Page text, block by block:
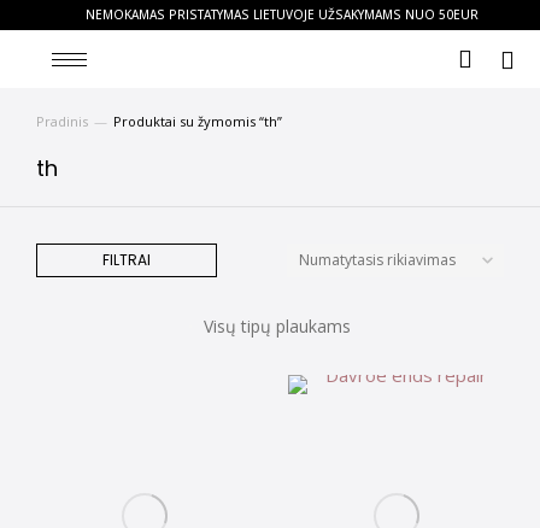
NEMOKAMAS PRISTATYMAS LIETUVOJE UŽSAKYMAMS NUO 50EUR
You are here:
Pradinis Produktai su žymomis “th”
th
FILTRAI
Visų tipų plaukams